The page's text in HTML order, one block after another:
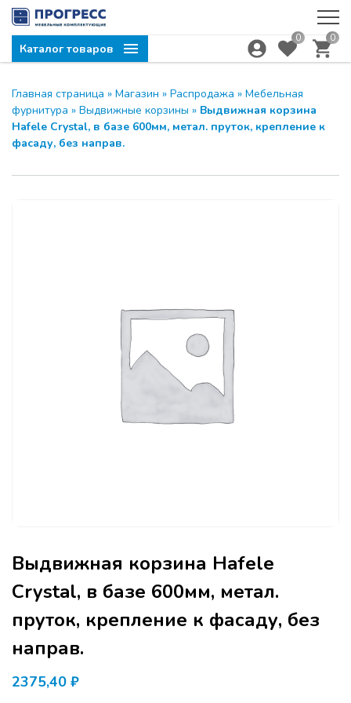
Каталог товаров
0 0
Главная страница » Магазин » Распродажа » Мебельная
фурнитура » Выдвижные корзины » Выдвижная корзина
Hafele Crystal, в базе 600мм, метал. пруток, крепление к
фасаду, без направ.
Выдвижная корзина Hafele
Crystal, в базе 600мм, метал.
пруток, крепление к фасаду, без
направ.
2375,40 ₽